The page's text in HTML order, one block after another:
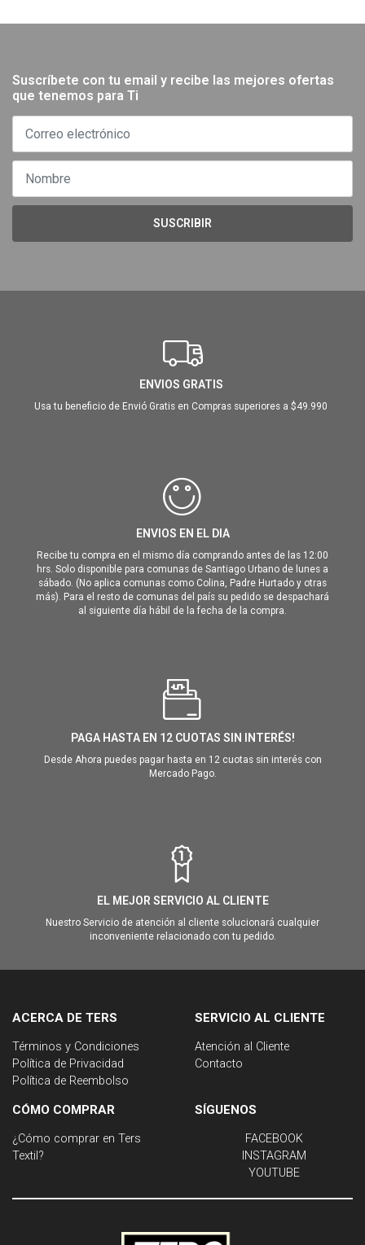
Suscríbete con tu email y recibe las mejores ofertas
que tenemos para Ti
SUSCRIBIR
ENVIOS GRATIS
Usa tu beneficio de Envió Gratis en Compras superiores a $49.990
ENVIOS EN EL DIA
Recibe tu compra en el mismo día comprando antes de las 12:00
hrs. Solo disponible para comunas de Santiago Urbano de lunes a
sábado. (No aplica comunas como Colina, Padre Hurtado y otras
más). Para el resto de comunas del país su pedido se despachará
al siguiente día hábil de la fecha de la compra.
PAGA HASTA EN 12 CUOTAS SIN INTERÉS!
Desde Ahora puedes pagar hasta en 12 cuotas sin interés con
Mercado Pago.
EL MEJOR SERVICIO AL CLIENTE
Nuestro Servicio de atención al cliente solucionará cualquier
inconveniente relacionado con tu pedido.
ACERCA DE TERS
Términos y Condiciones
Política de Privacidad
Política de Reembolso
SERVICIO AL CLIENTE
Atención al Cliente
Contacto
CÓMO COMPRAR
¿Cómo comprar en Ters
Textil?
SÍGUENOS
FACEBOOK
INSTAGRAM
YOUTUBE